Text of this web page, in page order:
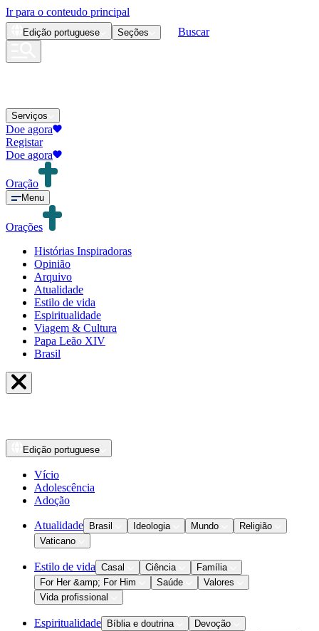
Ir para o conteudo principal
Edição portuguese Seções Buscar
Serviços
Doe agora
Registar
Doe agora
Oração
Menu
Orações
Histórias Inspiradoras
Opinião
Arquivo
Atualidade
Estilo de vida
Espiritualidade
Viagem & Cultura
Papa Leão XIV
Brasil
Edição portuguese
Vício
Adolescência
Adoção
Atualidade Brasil Ideologia Mundo
Religião
Vaticano
Estilo de vida Casal Ciência
Família
For Her &amp; For Him
Saúde
Valores
Vida profissional
Espiritualidade Bíblia e doutrina
Devoção